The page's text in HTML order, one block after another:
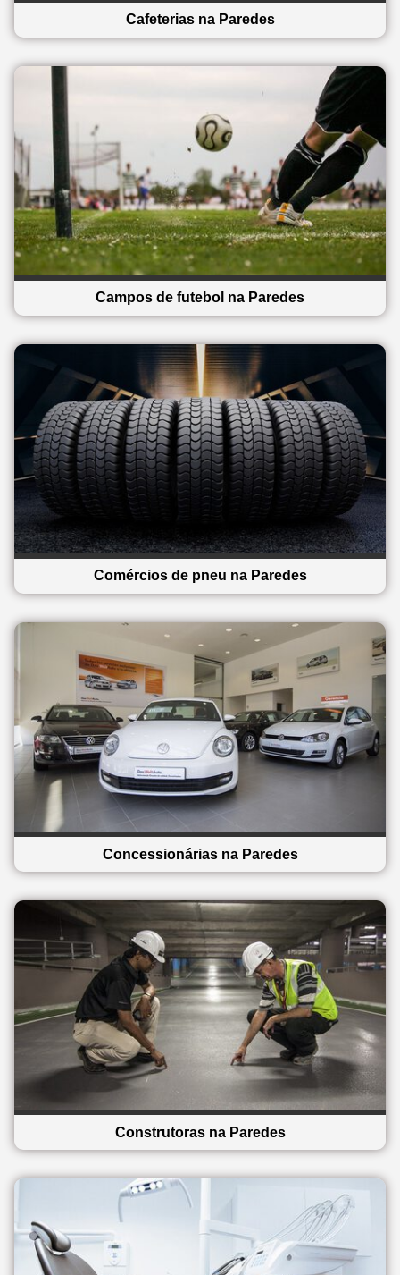
Cafeterias na Paredes
Campos de futebol na Paredes
Comércios de pneu na Paredes
Concessionárias na Paredes
Construtoras na Paredes